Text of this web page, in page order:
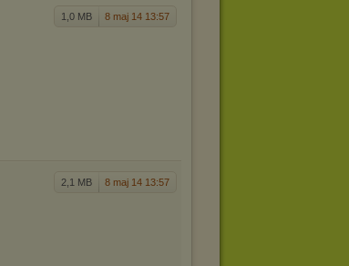
1,0 MB 8 maj 14 13:57
2,1 MB 8 maj 14 13:57